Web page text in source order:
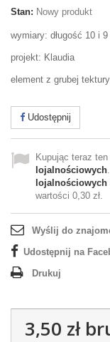
Stan: Nowy produkt
wymiary: długość 10 i 9
projekt: Klaudia
element z grubej
Udostępnij
Kupując teraz
lojalnościowych
lojalnościowych
wartości 0,30 zł.
Wyślij do
Udostępnij na
Drukuj
3,50 zł